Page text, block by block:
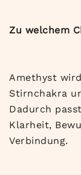
Zu welchem
Amethyst
Stirnchakra
Dadurch
Klarheit,
Verbindung.